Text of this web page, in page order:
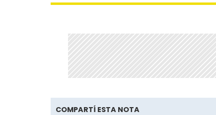
COMPARTÍ ESTA NOTA